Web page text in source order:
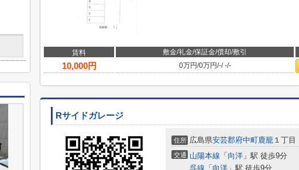
賃料 敷金/礼金/保証金/償却/敷引
10,000円 0万円/0万円/-/-/-
Rサイドガレージ
住所 広島県安芸郡府中町鹿籠 １丁目
交通 山陽本線 「 向洋 」駅 徒歩9分
呉線 「 向洋 」駅 徒歩9分